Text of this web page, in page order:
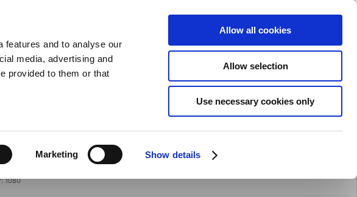
features and to analyse our
media, advertising and
provided to them or that
Marketing Show details
Allow all cookies
Allow selection
Use necessary cookies only
Kundvagn (0)
Restaurangkläder Erbjurdanden Brands
Testo T108
1080